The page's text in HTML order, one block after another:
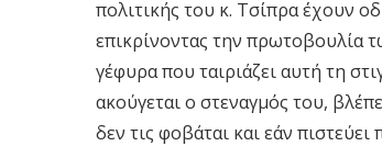
πολιτικής του κ. Τσίπρα έχουν
επικρίνοντας την πρωτοβουλία
γέφυρα που ταιριάζει αυτή τη
ακούγεται ο στεναγμός του,
δεν τις φοβάται και εάν πιστεύει